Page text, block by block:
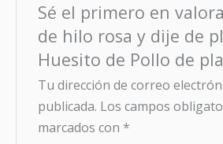
Sé el primero en
de hilo rosa y dije de
Huesito de Pollo de
Tu dirección de correo
publicada. Los campos
marcados con *